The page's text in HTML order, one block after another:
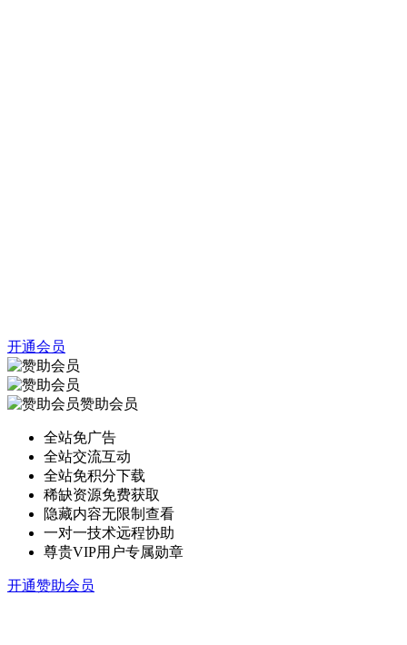
开通会员
赞助会员
全站免广告
全站交流互动
全站免积分下载
稀缺资源免费获取
隐藏内容无限制查看
一对一技术远程协助
尊贵VIP用户专属勋章
开通赞助会员